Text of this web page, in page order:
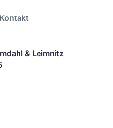
Kontakt
& Leimnitz